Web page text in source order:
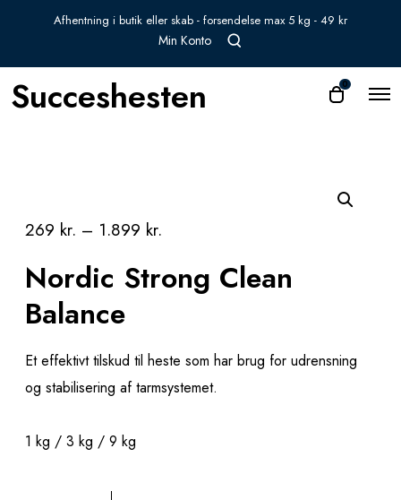
Afhentning i butik eller skab - forsendelse max 5 kg - 49 kr
Min Konto
O
e
l
Succeshesten O0
O
269 kr. – 1.899 kr.
Nordic Strong Clean
Balance
Et effektivt tilskud til heste som har brug for udrensning
og stabilisering af tarmsystemet.
1 kg / 3 kg / 9 kg